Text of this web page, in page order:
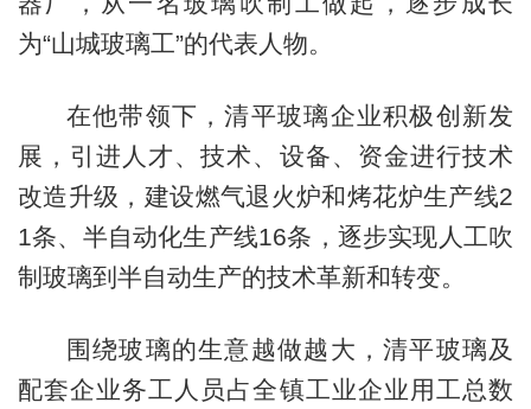
为“山城玻璃工”的代表人物。
在他带领下，清平玻璃企业积极创新发
展，引进人才、技术、设备、资金进行技术
改造升级，建设燃气退火炉和烤花炉生产线2
1条、半自动化生产线16条，逐步实现人工吹
制玻璃到半自动生产的技术革新和转变。
围绕玻璃的生意越做越大，清平玻璃及
配套企业务工人员占全镇工业企业用工总数